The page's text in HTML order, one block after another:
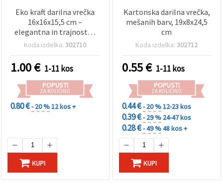
Eko kraft darilna vrečka
16x16x15,5 cm –
elegantna in trajnostna
embalaža za posebna
hobby craft projekte
Koda izdelka:302710
1.00€ 1-11 kos
POPUSTI
ZA KOLIČINO
0.80 €- 20 %12 kos +
KUPI
Kartonska darilna vrečka,
mešanih barv, 19x8x24,5
cm
Koda izdelka:302712
0.55€ 1-11 kos
POPUSTI
ZA KOLIČINO
0.44 €- 20 %12-23 kos
0.39 €- 29 % 24-47 kos
0.28 €- 49 %48 kos +
KUPI